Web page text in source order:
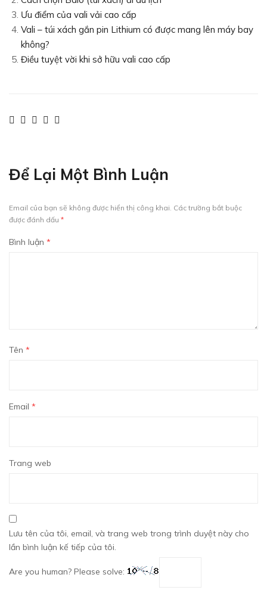
Ưu điểm của vali vải cao cấp
Vali – túi xách gắn pin Lithium có được mang lên máy bay
không?
Điều tuyệt vời khi sở hữu vali cao cấp
Để Lại Một Bình Luận
Email của bạn sẽ không được hiển thị công khai. Các trường bắt buộc
được đánh dấu *
Bình luận *
Tên *
Email *
Trang web
Lưu tên của tôi, email, và trang web trong trình duyệt này cho
lần bình luận kế tiếp của tôi.
Are you human? Please solve: